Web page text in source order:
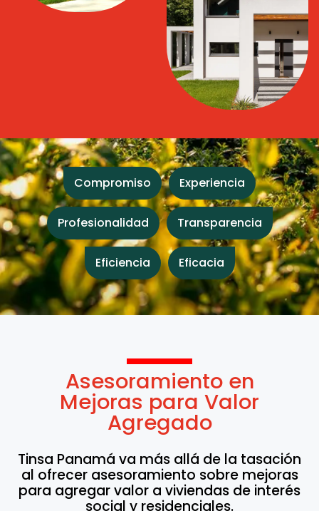
Compromiso Experiencia
Profesionalidad Transparencia
Eficiencia Eficacia
Asesoramiento en
Mejoras para Valor
Agregado
Tinsa Panamá va más allá de la tasación
al ofrecer asesoramiento sobre mejoras
para agregar valor a viviendas de interés
social y residenciales.